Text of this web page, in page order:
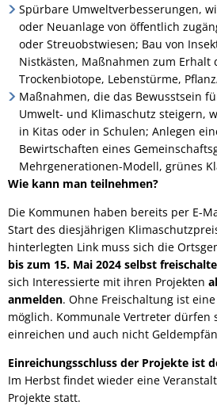
Spürbare Umweltverbesserungen,
oder Neuanlage von öffentlich
oder Streuobstwiesen; Bau von
Nistkästen, Maßnahmen zum Erhalt
Trockenbiotope, Lebenstürme,
Maßnahmen, die das Bewusstsein
Umwelt- und Klimaschutz steigern,
in Kitas oder in Schulen; Anlegen
Bewirtschaften eines
Mehrgenerationen-Modell, grünes
Wie kann man teilnehmen?
Die Kommunen haben bereits per E-
Start des diesjährigen
hinterlegten Link muss sich die
bis zum 15. Mai 2024 selbst
sich Interessierte mit ihren Projekten
anmelden. Ohne Freischaltung ist
möglich. Kommunale Vertreter dürfen
einreichen und auch nicht
Einreichungsschluss der Projekte ist
Im Herbst findet wieder eine
Projekte statt.